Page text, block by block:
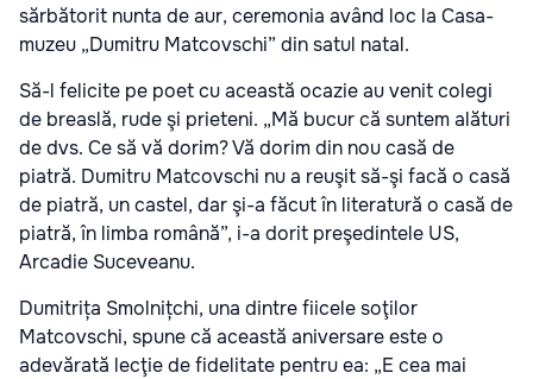
sărbătorit nunta de aur, ceremonia având loc la Casa-
muzeu „Dumitru Matcovschi” din satul natal.
Să-l felicite pe poet cu această ocazie au venit colegi
de breaslă, rude şi prieteni. „Mă bucur că suntem alături
de dvs. Ce să vă dorim? Vă dorim din nou casă de
piatră. Dumitru Matcovschi nu a reuşit să-şi facă o casă
de piatră, un castel, dar şi-a făcut în literatură o casă de
piatră, în limba română”, i-a dorit preşedintele US,
Arcadie Suceveanu.
Dumitrița Smolnițchi, una dintre fiicele soţilor
Matcovschi, spune că această aniversare este o
adevărată lecţie de fidelitate pentru ea: „E cea mai